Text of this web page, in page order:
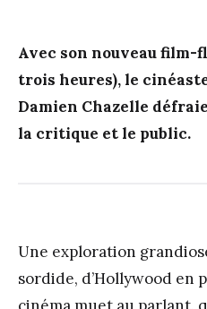
Avec son nouveau film-
trois heures), le
Damien Chazelle
la critique et le public.
Une exploration
sordide, d’Hollywood en